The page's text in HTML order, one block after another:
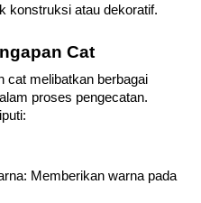
konstruksi atau dekoratif.
Cat
cat melibatkan berbagai
proses pengecatan.
Memberikan warna pada